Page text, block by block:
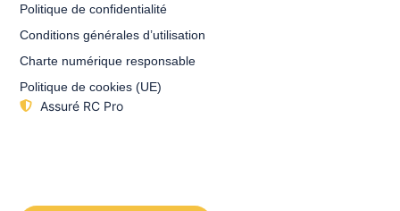
Politique de confidentialité
Conditions générales d’utilisation
Charte numérique responsable
Politique de cookies (UE)
Assuré RC Pro